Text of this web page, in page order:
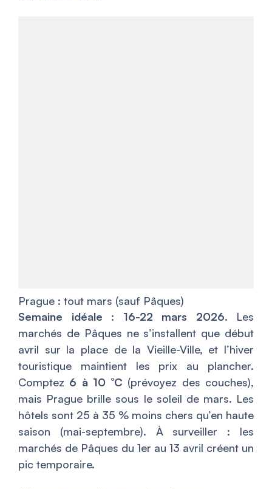
Prague : tout mars (sauf Pâques)
Semaine idéale : 16-22 mars 2026. Les
marchés de Pâques ne s’installent que début
avril sur la place de la Vieille-Ville, et l’hiver
touristique maintient les prix au plancher.
Comptez 6 à 10 °C (prévoyez des couches),
mais Prague brille sous le soleil de mars. Les
hôtels sont 25 à 35 % moins chers qu’en haute
saison (mai-septembre). À surveiller : les
marchés de Pâques du 1er au 13 avril créent un
pic temporaire.